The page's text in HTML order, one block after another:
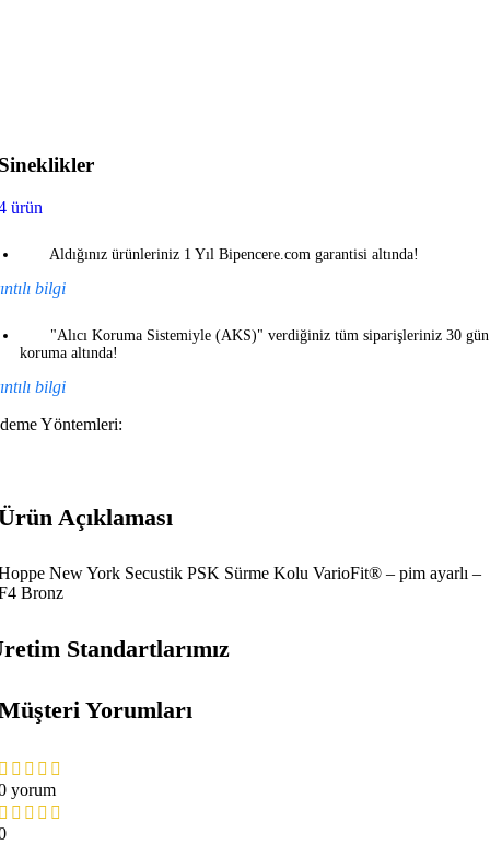
ürün
Aldığınız ürünleriniz 1 Yıl Bipencere.com garantisi altında!
bilgi
"Alıcı Koruma Sistemiyle (AKS)" verdiğiniz tüm siparişleriniz 30 gün
koruma altında!
bilgi
Yöntemleri:
Açıklaması
New York Secustik PSK Sürme Kolu VarioFit® – pim ayarlı –
Bronz
Standartlarımız
Yorumları
yorum